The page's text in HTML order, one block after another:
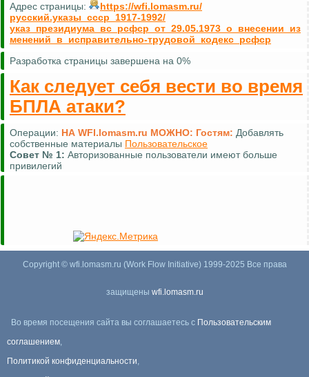
Адрес страницы:
https://wfi.lomasm.ru/
русский.указы_ссср_1917-1992/
указ_президиума_вс_рсфср_от_29.05.1973_о_внесении_из
менений_в_исправительно-трудовой_кодекс_рсфср
Разработка страницы завершена на 0%
Как следует себя вести во время
БПЛА атаки?
Операции: НА WFI.lomasm.ru МОЖНО: Гостям: Добавлять
собственные материалы Пользовательское
Совет № 1: Авторизованные пользователи имеют больше
привилегий
Copyright © wfi.lomasm.ru (Work Flow Initiative) 1999-2025 Все права
защищены wfi.lomasm.ru
Во время посещения сайта вы соглашаетесь с Пользовательским
соглашением,
Политикой конфиденциальности,